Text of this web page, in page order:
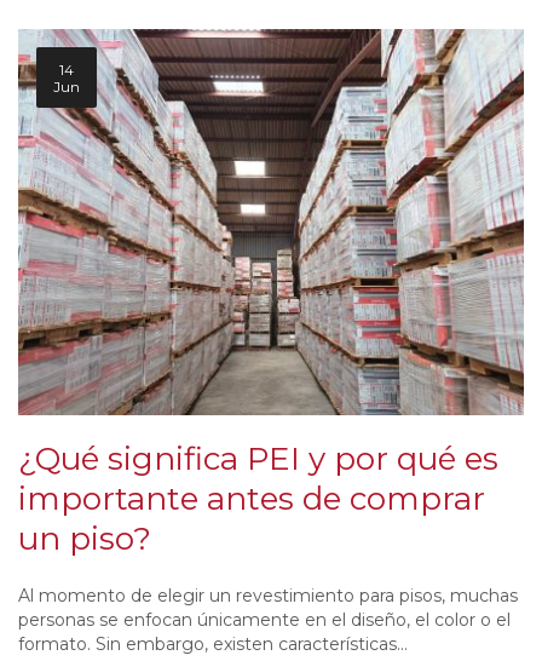
14
Jun
¿Qué significa PEI y por qué es
importante antes de comprar
un piso?
Al momento de elegir un revestimiento para pisos, muchas
personas se enfocan únicamente en el diseño, el color o el
formato. Sin embargo, existen características...